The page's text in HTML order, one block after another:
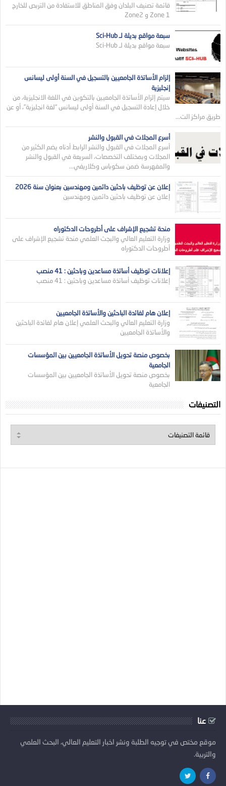
قائمة تصنيف البلدان وفق المناطق للاستفادة من التربص للخارج
Zone 1 و Zone2
سبعة مواقع بديلة لـ Sci-Hub
سبعة مواقع بديلة لـ Sci-Hub
إلزام الأساتذة الجامعيين بالتسجيل في السنة أولى ليسانس
إنجليزية
سيتم إلزام الأساتذة الجامعيين بالتكوين في اللغة الانجليزية، من
خلال إعادة التسجيل في السنة أولى ليسانس “لغة انجليزية”، أو عن
طريق مراكز الت...
أسرع المجلات في القبول والنشر
أسرع المجلات في القبول والنشر الرابط أدناه يضم الكثير من
المجلات وبمختلف التخصصات، السريعة في القبول والنشر
والمفهرسة ضمن سكوباس وكلاريفي...
إعلان عن توظيف باحثين دائمين ومهندسين بعنوان سنة 2026
إعلان عن توظيف باحثين دائمين ومهندسين
منحة تشجيع الإشراف على أطروحات الدكتوراه
وزارة التعليم العالي والبجث العلمي منحة تشجيع الإشراف على
أطروحات الدكتوراه
إعلانات توظيف أساتذة مساعدين وباحثين : 41 منصب
إعلانات توظيف أساتذة مساعدين وباحثين : 41 منصب
إعلان هام لفائدة الباحثين والأساتذة الجامعيين
وزارة التعليم العالي والبحث العلمي إعلان هام لفائدة الباحثين
والأساتذة الجامعيين
بخصوص منصة تحويل الأساتذة الجامعيين بين المؤسسات
الجامعية
بخصوص منصة تحويل الأساتذة الجامعيين بين المؤسسات
الجامعية
التصنيفات
عنا
موقع مختص في توجيه الطلبة ونشر اخبار التعليم العالي، البحث العلمي
والتربية.